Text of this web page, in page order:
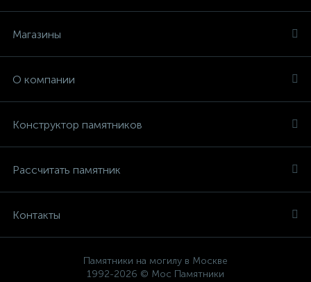
Магазины
О компании
Конструктор памятников
Рассчитать памятник
Контакты
Памятники на могилу в Москве
1992-2026 © Мос Памятники